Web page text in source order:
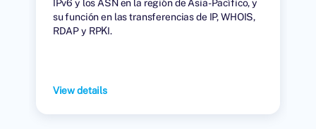
IPv6 y los ASN en la región de Asia-Pacífico, y
su función en las transferencias de IP, WHOIS,
RDAP y RPKI.
View details